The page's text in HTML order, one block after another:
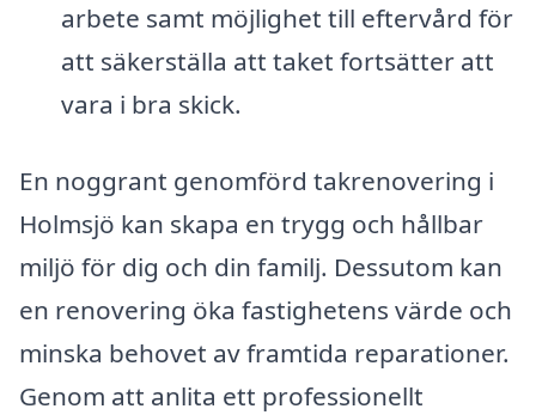
arbete samt möjlighet till eftervård för
att säkerställa att taket fortsätter att
vara i bra skick.
En noggrant genomförd takrenovering i
Holmsjö kan skapa en trygg och hållbar
miljö för dig och din familj. Dessutom kan
en renovering öka fastighetens värde och
minska behovet av framtida reparationer.
Genom att anlita ett professionellt